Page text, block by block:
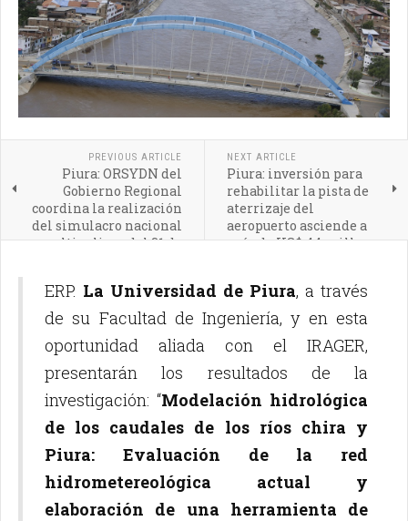
PREVIOUS ARTICLE
Piura: ORSYDN del
Gobierno Regional
coordina la realización
del simulacro nacional
multipeligro del 31 de
NEXT ARTICLE
Piura: inversión para
rehabilitar la pista de
aterrizaje del
aeropuerto asciende a
más de US$ 44 millones
ERP. La Universidad de Piura, a través
de su Facultad de Ingeniería, y en esta
oportunidad aliada con el IRAGER,
presentarán los resultados de la
investigación: “Modelación hidrológica
de los caudales de los ríos chira y
Piura: Evaluación de la red
hidrometereológica actual y
elaboración de una herramienta de